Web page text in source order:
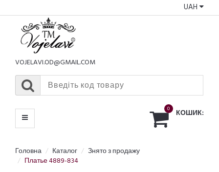
UAH
VOJELAVI.OD@GMAIL.COM
0 КОШИК:
МЕНЮ
Головна Каталог
Знято з продажу
Платье 4889-834